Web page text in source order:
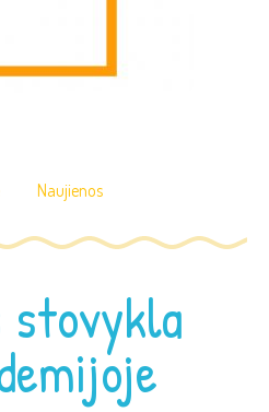
Naujienos
stovykla